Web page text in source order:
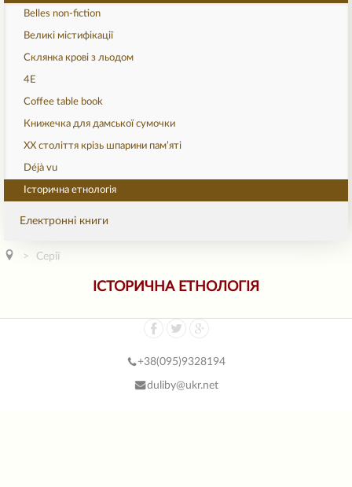
Belles non-fiction
Великі містифікації
Склянка крові з льодом
4Е
Coffee table book
Книжечка для дамської сумочки
ХХ століття крізь шпарини пам’яті
Déjà vu
Історична етнологія
Електронні книги
Серії
ІСТОРИЧНА ЕТНОЛОГІЯ
+38(095)9328194
duliby@ukr.net